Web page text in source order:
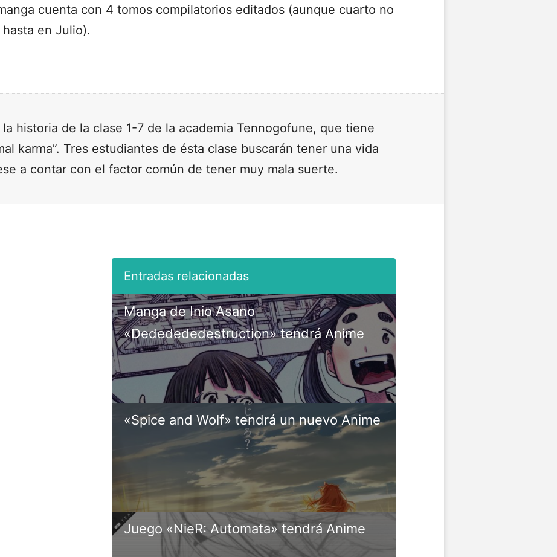
cuenta con 4 tomos compilatorios editados (aunque cuarto no
en Julio).
historia de la clase 1-7 de la academia Tennogofune, que tiene
karma”. Tres estudiantes de ésta clase buscarán tener una vida
a contar con el factor común de tener muy mala suerte.
Manga de Inio Asano
«Dededededestruction» tendrá Anime
«Spice and Wolf» tendrá un nuevo Anime
Juego «NieR: Automata» tendrá Anime